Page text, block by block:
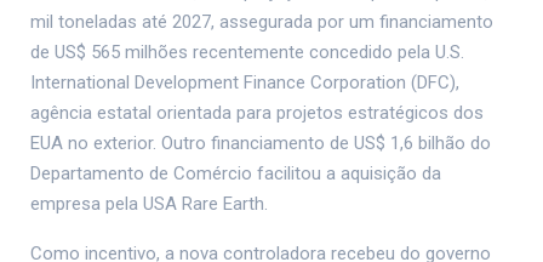
mil toneladas até 2027, assegurada por um financiamento
de US$ 565 milhões recentemente concedido pela U.S.
International Development Finance Corporation (DFC),
agência estatal orientada para projetos estratégicos dos
EUA no exterior. Outro financiamento de US$ 1,6 bilhão do
Departamento de Comércio facilitou a aquisição da
empresa pela USA Rare Earth.
Como incentivo, a nova controladora recebeu do governo